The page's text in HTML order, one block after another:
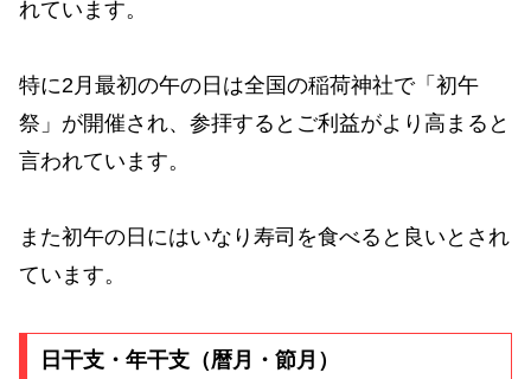
れています。
特に2月最初の午の日は全国の稲荷神社で「初午
祭」が開催され、参拝するとご利益がより高まると
言われています。
また初午の日にはいなり寿司を食べると良いとされ
ています。
日干支・年干支（暦月・節月）